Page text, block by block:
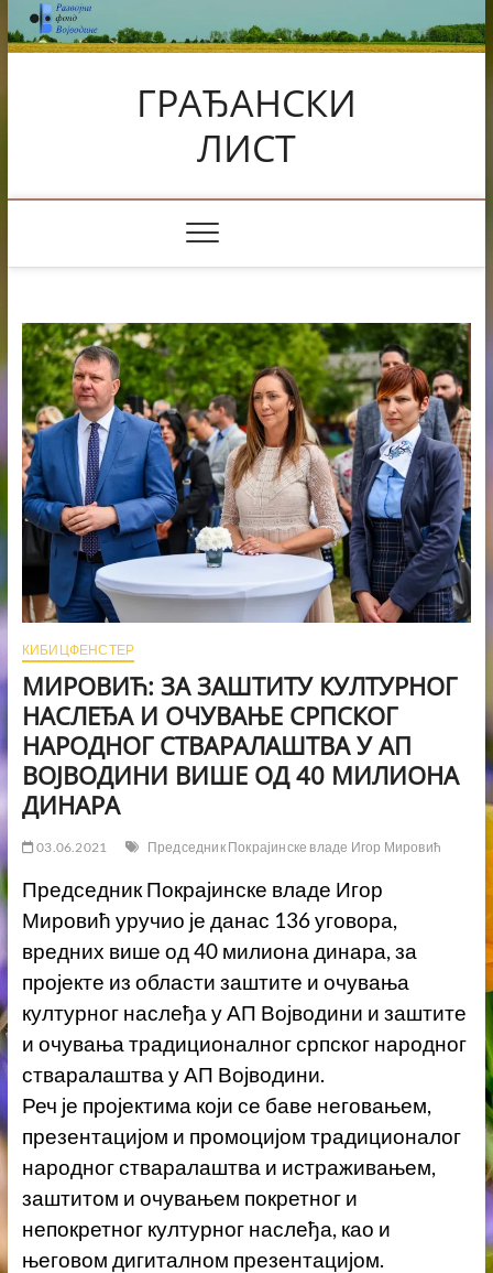
Skip
to
content
ГРАЂАНСКИ
ЛИСТ
КИБИЦФЕНСТЕР
МИРОВИЋ: ЗА ЗАШТИТУ КУЛТУРНОГ
НАСЛЕЂА И ОЧУВАЊЕ СРПСКОГ
НАРОДНОГ СТВАРАЛАШТВА У АП
ВОЈВОДИНИ ВИШЕ ОД 40 МИЛИОНА
ДИНАРА
03.06.2021 Председник Покрајинске владе Игор Мировић
Председник Покрајинске владе Игор
Мировић уручио је данас 136 уговора,
вредних више од 40 милиона динара, за
пројекте из области заштите и очувања
културног наслеђа у АП Војводини и заштите
и очувања традиционалног српског народног
стваралаштва у АП Војводини.
Реч је пројектима који се баве неговањем,
презентацијом и промоцијом традиционалог
народног стваралаштва и истраживањем,
заштитом и очувањем покретног и
непокретног културног наслеђа, као и
његовом дигиталном презентацијом.